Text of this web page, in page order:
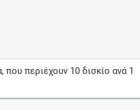
, που περιέχουν 10 δισκίο ανά 1